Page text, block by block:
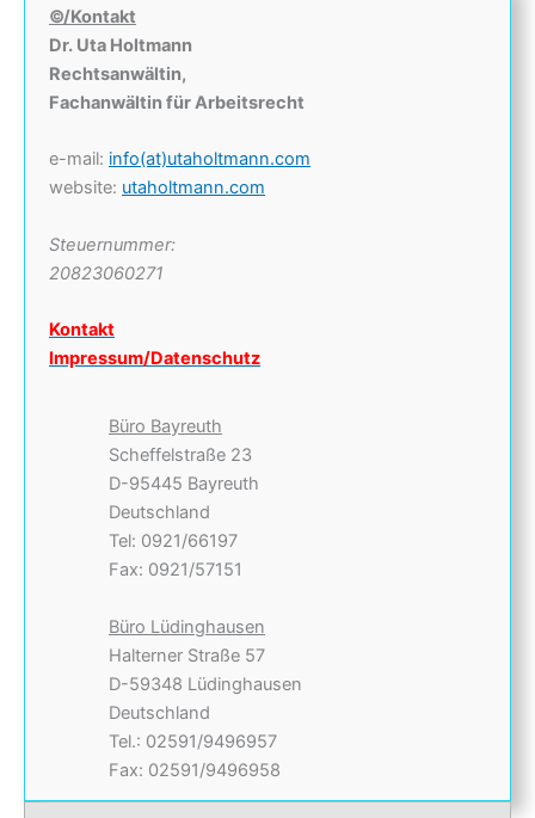
©/Kontakt
Dr. Uta Holtmann
Rechtsanwältin,
Fachanwältin für Arbeitsrecht
e-mail: info(at)utaholtmann.com
website: utaholtmann.com
Steuernummer:
20823060271
Kontakt
Impressum/Datenschutz
Büro Bayreuth
Scheffelstraße 23
D-95445 Bayreuth
Deutschland
Tel: 0921/66197
Fax: 0921/57151
Büro Lüdinghausen
Halterner Straße 57
D-59348 Lüdinghausen
Deutschland
Tel.: 02591/9496957
Fax: 02591/9496958